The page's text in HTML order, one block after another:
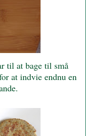
til at bage til små
at indvie endnu en